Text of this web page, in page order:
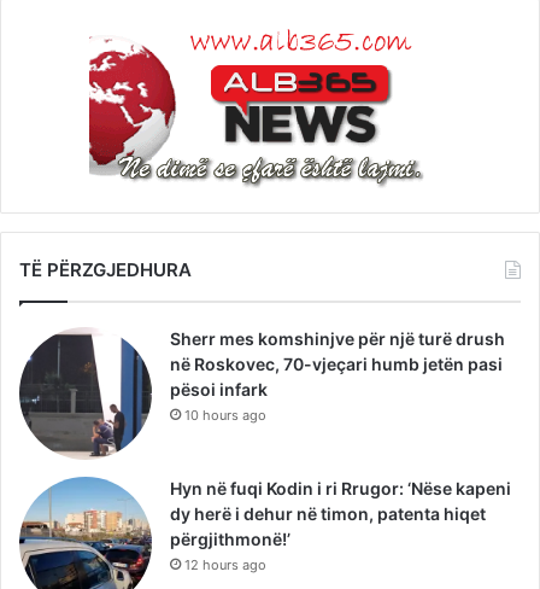
TË PËRZGJEDHURA
Sherr mes komshinjve për një turë drush
në Roskovec, 70-vjeçari humb jetën pasi
pësoi infark
10 hours ago
Hyn në fuqi Kodin i ri Rrugor: ‘Nëse kapeni
dy herë i dehur në timon, patenta hiqet
përgjithmonë!’
12 hours ago